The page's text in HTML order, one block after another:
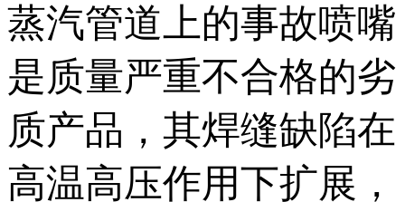
蒸汽管道上的事故喷嘴
是质量严重不合格的劣
质产品，其焊缝缺陷在
高温高压作用下扩展，